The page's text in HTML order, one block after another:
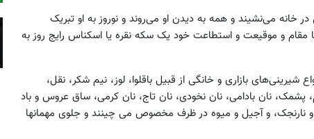
خانه می‌نشیند و همه به دیدن او می‌روند و نوروز به او تبریک
و موقیعت و استطاعت خود یک سکه نقره یا اسکناس رایج روز به
شیرینی‌های بازاری و خانگی از قبیل باقلوا، لوز، نیم شکر، نقل،
نان بادامی، نان نخودی، نان تاج، نان کرمی، ساق عروس و باد
و نارنجک، و آجیل و میوه در ظرف مخصوص می چینند و جلوی مهمانها